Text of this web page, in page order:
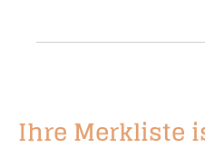
Ihre Merkliste